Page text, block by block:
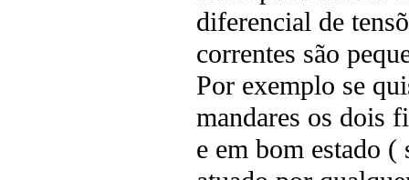
diferencial de
correntes são
Por exemplo se
mandares os dois
e em bom estado